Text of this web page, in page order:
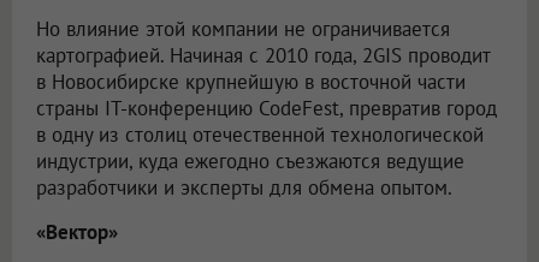
Но влияние этой компании не ограничивается
картографией. Начиная с 2010 года, 2GIS проводит
в Новосибирске крупнейшую в восточной части
страны IT-конференцию CodeFest, превратив город
в одну из столиц отечественной технологической
индустрии, куда ежегодно съезжаются ведущие
разработчики и эксперты для обмена опытом.
«Вектор»